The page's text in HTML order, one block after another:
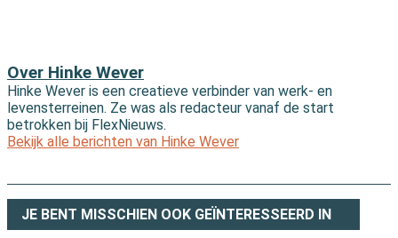
Over Hinke Wever
Hinke Wever is een creatieve verbinder van werk- en
levensterreinen. Ze was als redacteur vanaf de start
betrokken bij FlexNieuws.
Bekijk alle berichten van Hinke Wever
JE BENT MISSCHIEN OOK GEÏNTERESSEERD IN